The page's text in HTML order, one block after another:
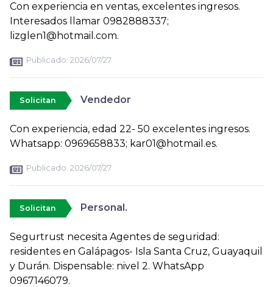
Con experiencia en ventas, excelentes ingresos.
Interesados llamar 0982888337;
lizglen1@hotmail.com.
Publicado: 2026/07/27
Solicitan Vendedor
Con experiencia, edad 22- 50 excelentes ingresos.
Whatsapp: 0969658833; kar01@hotmail.es.
Publicado: 2026/07/27
Solicitan Personal.
Segurtrust necesita Agentes de seguridad:
residentes en Galápagos- Isla Santa Cruz, Guayaquil
y Durán. Dispensable: nivel 2. WhatsApp
0967146079.